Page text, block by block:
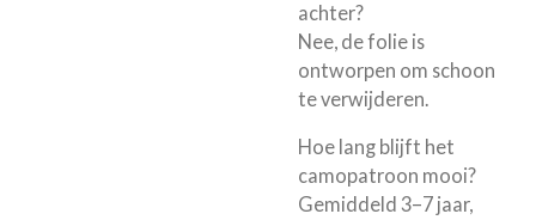
achter?
Nee, de folie is
ontworpen om schoon
te verwijderen.
Hoe lang blijft het
camopatroon mooi?
Gemiddeld 3–7 jaar,